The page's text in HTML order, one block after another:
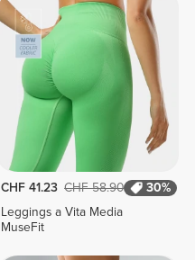
CHF 41.23 CHF 58.90
30%
Leggings a Vita Media
MuseFit